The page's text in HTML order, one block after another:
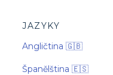
JAZYKY
Angličtina 🇬🇧
Španělština 🇪🇸